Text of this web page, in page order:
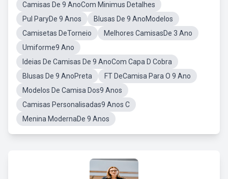
Camisas De 9 AnoCom Minimus Detalhes
Pul ParyDe 9 Anos
Blusas De 9 AnoModelos
Camisetas DeTorneio
Melhores CamisasDe 3 Ano
Umiforme9 Ano
Ideias De Camisas De 9 AnoCom Capa D Cobra
Blusas De 9 AnoPreta
FT DeCamisa Para O 9 Ano
Modelos De Camisa Dos9 Anos
Camisas Personalisadas9 Anos C
Menina ModernaDe 9 Anos